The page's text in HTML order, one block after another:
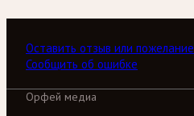
Оставить отзыв или пожелание
Сообщить об ошибке
Орфей медиа